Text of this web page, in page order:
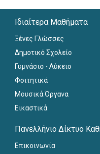
Ιδιαίτερα Μαθήματα
Ξένες Γλώσσες
Δημοτικό Σχολείο
Γυμνάσιο - Λύκειο
Φοιτητικά
Μουσικά Όργανα
Εικαστικά
Πανελλήνιο Δίκτυο
Επικοινωνία